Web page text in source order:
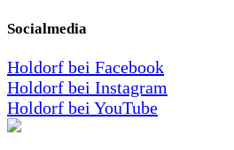
Socialmedia
Holdorf bei Facebook
Holdorf bei Instagram
Holdorf bei YouTube